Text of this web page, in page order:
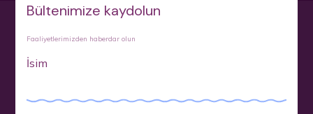
Bültenimize kaydolun
Faaliyetlerimizden haberdar olun
İsim